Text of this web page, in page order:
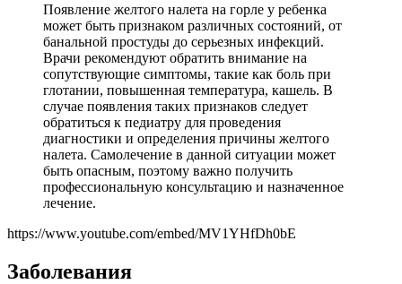
Появление желтого налета на горле у ребенка
может быть признаком различных состояний, от
банальной простуды до серьезных инфекций.
Врачи рекомендуют обратить внимание на
сопутствующие симптомы, такие как боль при
глотании, повышенная температура, кашель. В
случае появления таких признаков следует
обратиться к педиатру для проведения
диагностики и определения причины желтого
налета. Самолечение в данной ситуации может
быть опасным, поэтому важно получить
профессиональную консультацию и назначенное
лечение.
https://www.youtube.com/embed/MV1YHfDh0bE
Заболевания